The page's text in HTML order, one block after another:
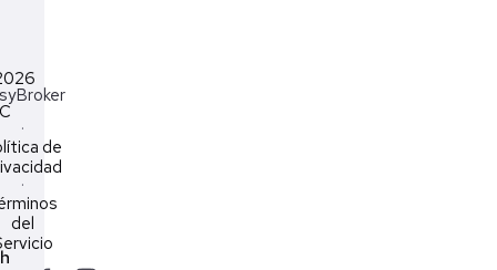
·
de
·
del